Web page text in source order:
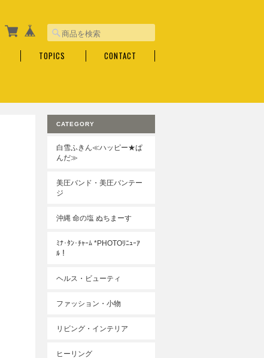
TOPICS CONTACT
CATEGORY
白雪ふきん≪ハッピー★ぱ
んだ≫
美圧バンド・美圧バンテー
ジ
沖縄 命の塩 ぬちまーす
ﾐﾅ･ﾀﾝ･ﾁｬｰﾑ *PHOTOﾘﾆｭｰｱ
ﾙ！
ヘルス・ビューティ
ファッション・小物
リビング・インテリア
ヒーリング